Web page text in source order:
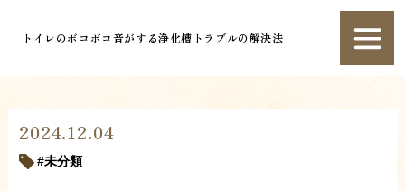
トイレのボコボコ音がする浄化槽トラブルの解決法
2024.12.04
未分類